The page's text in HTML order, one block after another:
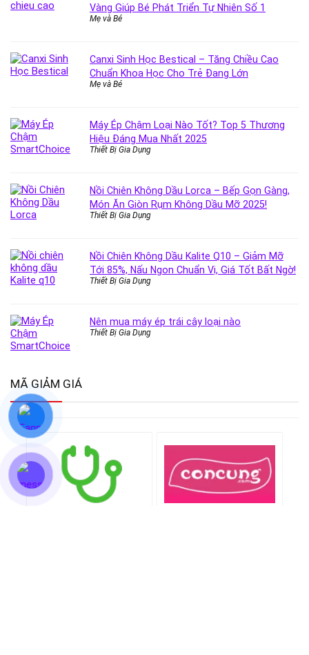
Vàng Giúp Bé Phát Triển Tự Nhiên Số 1
Mẹ và Bé
Canxi Sinh Học Bestical – Tăng Chiều Cao
Chuẩn Khoa Học Cho Trẻ Đang Lớn
Mẹ và Bé
Máy Ép Chậm Loại Nào Tốt? Top 5 Thương
Hiệu Đáng Mua Nhất 2025
Thiết Bị Gia Dụng
Nồi Chiên Không Dầu Lorca – Bếp Gọn Gàng,
Món Ăn Giòn Rụm Không Dầu Mỡ 2025!
Thiết Bị Gia Dụng
Nồi Chiên Không Dầu Kalite Q10 – Giảm Mỡ
Tới 85%, Nấu Ngon Chuẩn Vị, Giá Tốt Bất Ngờ!
Thiết Bị Gia Dụng
Nên mua máy ép trái cây loại nào
Thiết Bị Gia Dụng
MÃ GIẢM GIÁ